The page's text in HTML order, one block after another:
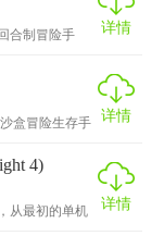
合制冒险手
详情
盒冒险生存手
详情
4)
从最初的单机
详情